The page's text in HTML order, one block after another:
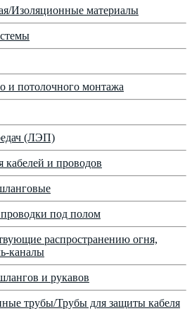
Изоляционные материалы
и потолочного монтажа
(ЛЭП)
кабелей и проводов
под полом
распространению огня,
каналы
и рукавов
трубы/Трубы для защиты кабеля